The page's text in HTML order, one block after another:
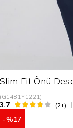
Slim Fit Önü
(G1481Y1221)
3.7 (2+)
17